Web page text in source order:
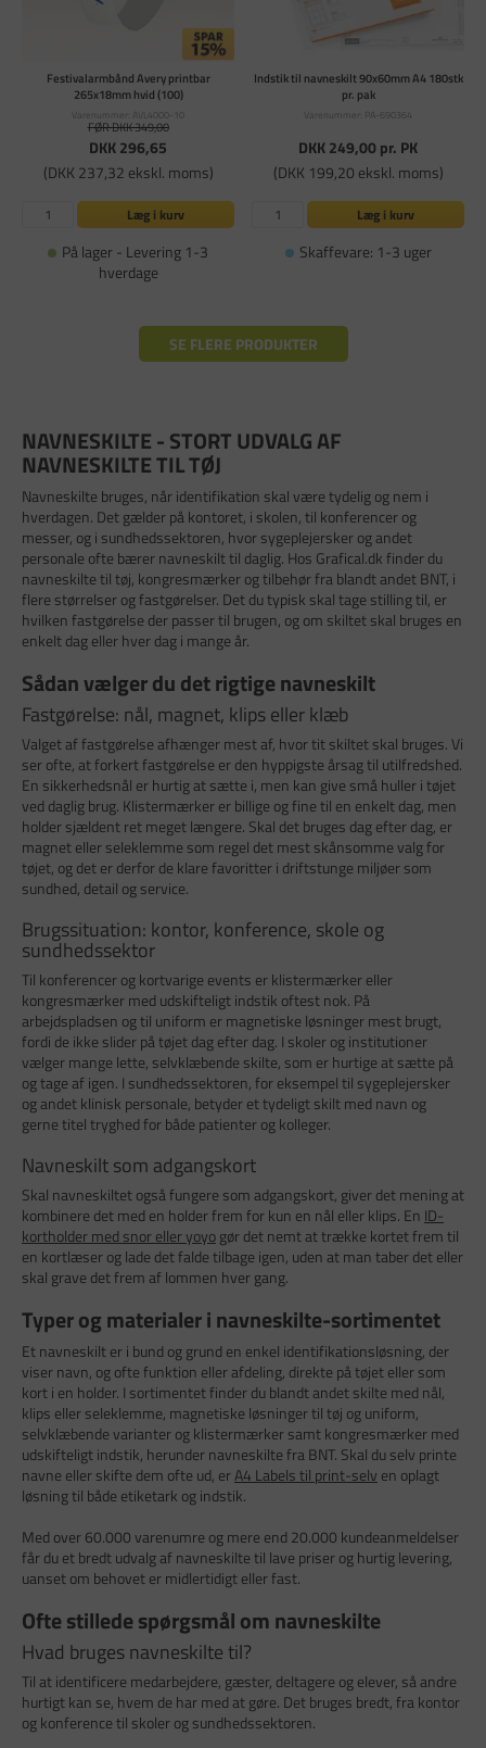
Festivalarmbånd Avery printbar
265x18mm hvid (100)
Varenummer: AVL4000-10
FØR DKK 349,00
DKK 296,65
(DKK 237,32 ekskl. moms)
Læg i kurv
På lager - Levering 1-3
hverdage
Indstik til navneskilt 90x60mm A4 180stk
pr. pak
Varenummer: PA-690364
DKK 249,00pr. PK
(DKK 199,20 ekskl. moms)
Læg i kurv
Skaffevare: 1-3 uger
SE FLERE PRODUKTER
NAVNESKILTE - STORT UDVALG AF
NAVNESKILTE TIL TØJ
Navneskilte bruges, når identifikation skal være tydelig og nem i
hverdagen. Det gælder på kontoret, i skolen, til konferencer og
messer, og i sundhedssektoren, hvor sygeplejersker og andet
personale ofte bærer navneskilt til daglig. Hos Grafical.dk finder du
navneskilte til tøj, kongresmærker og tilbehør fra blandt andet BNT, i
flere størrelser og fastgørelser. Det du typisk skal tage stilling til, er
hvilken fastgørelse der passer til brugen, og om skiltet skal bruges en
enkelt dag eller hver dag i mange år.
Sådan vælger du det rigtige navneskilt
Fastgørelse: nål, magnet, klips eller klæb
Valget af fastgørelse afhænger mest af, hvor tit skiltet skal bruges. Vi
ser ofte, at forkert fastgørelse er den hyppigste årsag til utilfredshed.
En sikkerhedsnål er hurtig at sætte i, men kan give små huller i tøjet
ved daglig brug. Klistermærker er billige og fine til en enkelt dag, men
holder sjældent ret meget længere. Skal det bruges dag efter dag, er
magnet eller seleklemme som regel det mest skånsomme valg for
tøjet, og det er derfor de klare favoritter i driftstunge miljøer som
sundhed, detail og service.
Brugssituation: kontor, konference, skole og
sundhedssektor
Til konferencer og kortvarige events er klistermærker eller
kongresmærker med udskifteligt indstik oftest nok. På
arbejdspladsen og til uniform er magnetiske løsninger mest brugt,
fordi de ikke slider på tøjet dag efter dag. I skoler og institutioner
vælger mange lette, selvklæbende skilte, som er hurtige at sætte på
og tage af igen. I sundhedssektoren, for eksempel til sygeplejersker
og andet klinisk personale, betyder et tydeligt skilt med navn og
gerne titel tryghed for både patienter og kolleger.
Navneskilt som adgangskort
Skal navneskiltet også fungere som adgangskort, giver det mening at
kombinere det med en holder frem for kun en nål eller klips. En ID-
kortholder med snor eller yoyogør det nemt at trække kortet frem til
en kortlæser og lade det falde tilbage igen, uden at man taber det eller
skal grave det frem af lommen hver gang.
Typer og materialer i navneskilte-sortimentet
Et navneskilt er i bund og grund en enkel identifikationsløsning, der
viser navn, og ofte funktion eller afdeling, direkte på tøjet eller som
kort i en holder. I sortimentet finder du blandt andet skilte med nål,
klips eller seleklemme, magnetiske løsninger til tøj og uniform,
selvklæbende varianter og klistermærker samt kongresmærker med
udskifteligt indstik, herunder navneskilte fra BNT. Skal du selv printe
navne eller skifte dem ofte ud, erA4 Labels til print-selv en oplagt
løsning til både etiketark og indstik.
Med over 60.000 varenumre og mere end 20.000 kundeanmeldelser
får du et bredt udvalg af navneskilte til lave priser og hurtig levering,
uanset om behovet er midlertidigt eller fast.
Ofte stillede spørgsmål om navneskilte
Hvad bruges navneskilte til?
Til at identificere medarbejdere, gæster, deltagere og elever, så andre
hurtigt kan se, hvem de har med at gøre. Det bruges bredt, fra kontor
og konference til skoler og sundhedssektoren.